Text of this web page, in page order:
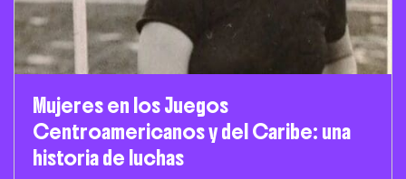
Mujeres en los Juegos
Centroamericanos y del Caribe: una
historia de luchas